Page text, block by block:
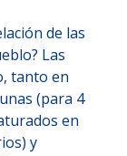
de las
Las
tanto en
(para 4
en
y